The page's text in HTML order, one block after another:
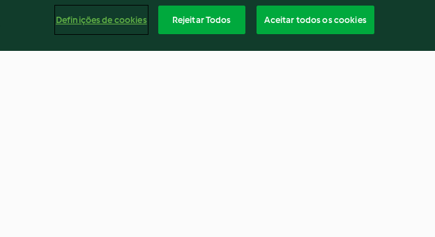
Definições de cookies Rejeitar Todos Aceitar todos os cookies